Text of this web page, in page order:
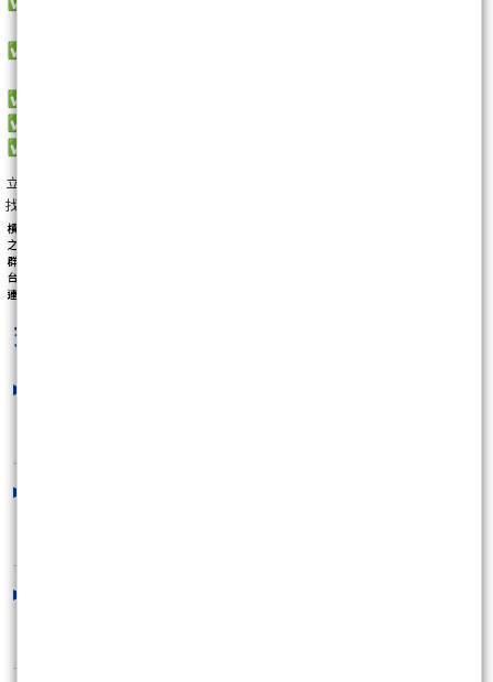
立即開立群益槓桿帳戶
找群益槓桿交易劉德欣 了解更多細節
交易全世界看德欣